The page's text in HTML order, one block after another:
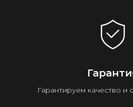
Гарантируем качество и